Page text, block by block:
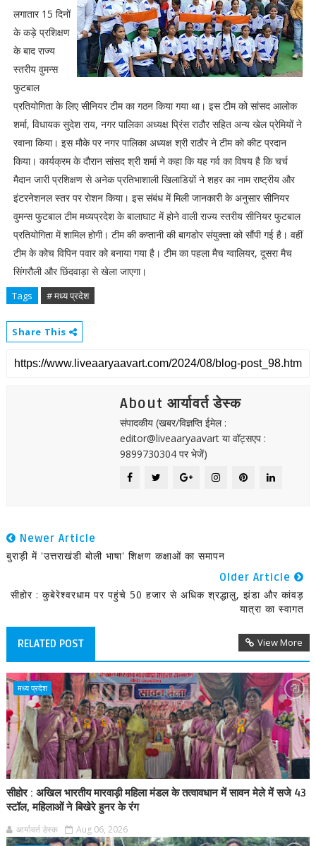
लगातार 15 दिनों
के कड़े प्रशिक्षण
के बाद राज्य
स्तरीय वुमन्स
फुटबाल
प्रतियोगिता के लिए सीनियर टीम का गठन किया गया था। इस टीम को सांसद आलोक
शर्मा, विधायक सुदेश राय, नगर पालिका अध्यक्ष प्रिंस राठौर सहित अन्य खेल प्रेमियों ने
रवाना किया। इस मौके पर नगर पालिका अध्यक्ष श्री राठौर ने टीम को कीट प्रदान
किया। कार्यक्रम के दौरान सांसद श्री शर्मा ने कहा कि यह गर्व का विषय है कि चर्च
मैदान जारी प्रशिक्षण से अनेक प्रतिभाशाली खिलाडिय़ों ने शहर का नाम राष्ट्रीय और
इंटरनेशनल स्तर पर रोशन किया। इस संबंध में मिली जानकारी के अनुसार सीनियर
वुमन्स फुटबाल टीम मध्यप्रदेश के बालाघाट में होने वाली राज्य स्तरीय सीनियर फुटबाल
प्रतियोगिता में शामिल होगी। टीम की कप्तानी की बागडोर संयुक्ता को सौंपी गई है। वहीं
टीम के कोच विपिन पवार को बनाया गया है। टीम का पहला मैच ग्वालियर, दूसरा मैच
सिंगरौली और छिंदवाड़ा से खेला जाएगा।
Tags # मध्य प्रदेश
Share This
About आर्यावर्त डेस्क
संपादकीय (खबर/विज्ञप्ति ईमेल :
editor@liveaaryaavart या वॉट्सएप :
9899730304 पर भेजें)
Newer Article
बुराड़ी में 'उत्तराखंडी बोली भाषा' शिक्षण कक्षाओं का समापन
Older Article
सीहोर : कुबेरेश्वरधाम पर पहुंचे 50 हजार से अधिक श्रद्धालु, झंडा और कांवड़
यात्रा का स्वागत
RELATED POST View More
मध्य प्रदेश
सीहोर : अखिल भारतीय मारवाड़ी महिला मंडल के तत्वावधान में सावन मेले में सजे 43
स्टॉल, महिलाओं ने बिखेरे हुनर के रंग
आर्यावर्त डेस्क Aug 06, 2026